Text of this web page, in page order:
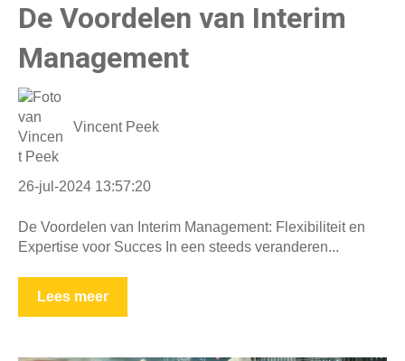
De Voordelen van Interim
Management
Vincent Peek
26-jul-2024 13:57:20
De Voordelen van Interim Management: Flexibiliteit en
Expertise voor Succes In een steeds veranderen...
Lees meer